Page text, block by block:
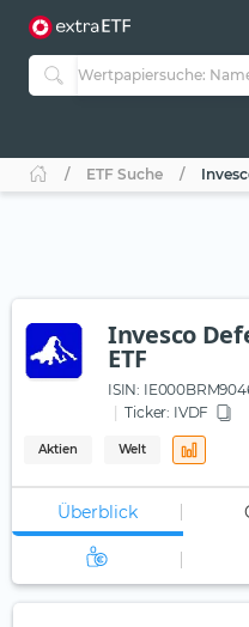
ETF-Guide 2.0
Guide Aktive ETFs
ETF-Sparpläne
ETF Suche
Invesco
ETF
ISIN:
Ticker: IVDF
Aktien Welt
Überblick